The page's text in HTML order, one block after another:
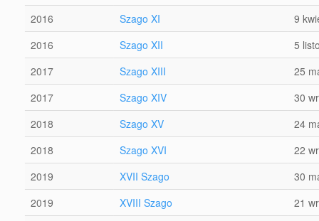
2016
Szago XI
9
2016
Szago XII
5
2017
Szago XIII
25
2017
Szago XIV
30
2018
Szago XV
24
2018
Szago XVI
22
2019
XVII Szago
30
2019
XVIII Szago
21